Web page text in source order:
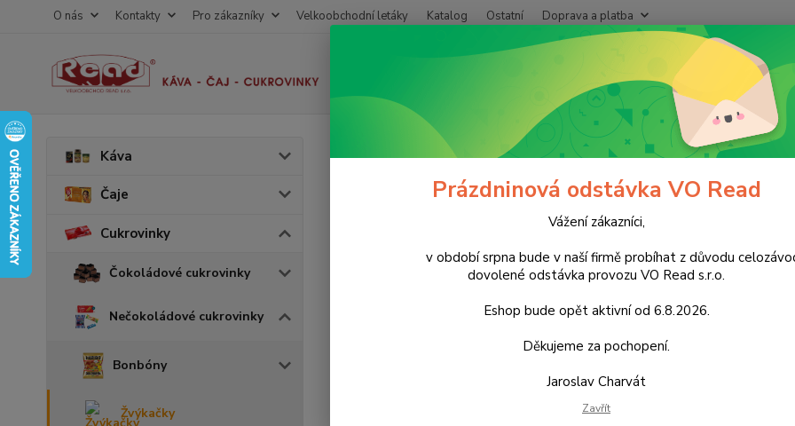
O nás Kontakty Pro zákazníky Velkoobchodní letáky Katalog Ostatní Doprava a platba
Po -
Káva
Čaje
Cukrovinky
Čokoládové cukrovinky
Nečokoládové cukrovinky
Bonbóny
Žvýkačky
Cukrovinky Nečokoládové cukrovinky Žvýkačky Donald - Bubble
Donald - Bubble gum 5pack -
Prázdninová odstávka VO Read
Vážení zákazníci,
v období srpna bude v naší firmě probíhat z důvodu
dovolené odstávka provozu VO Read s.r.o.
Eshop bude opět aktivní od 6.8.2026.
Děkujeme za pochopení.
Jaroslav Charvát
Zavřít